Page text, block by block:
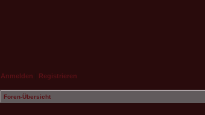
Anmelden Registrieren
Foren-Übersicht